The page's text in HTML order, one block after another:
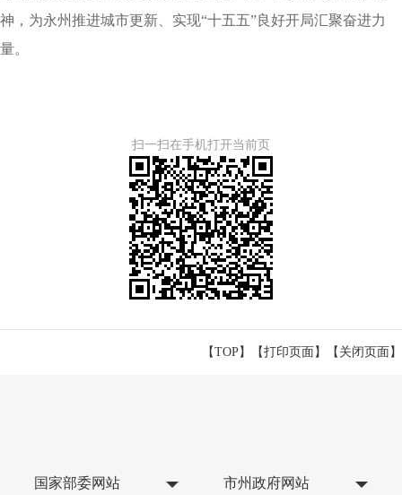
神，为永州推进城市更新、实现“十五五”良好开局汇聚奋进力
量。
扫一扫在手机打开当前页
【TOP】 【打印页面】【 关闭页面】
国家部委网站 市州政府网站